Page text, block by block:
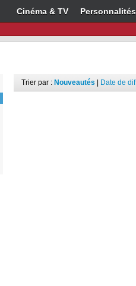
Cinéma & TV Personnalités
Trier par : Nouveautés Date de